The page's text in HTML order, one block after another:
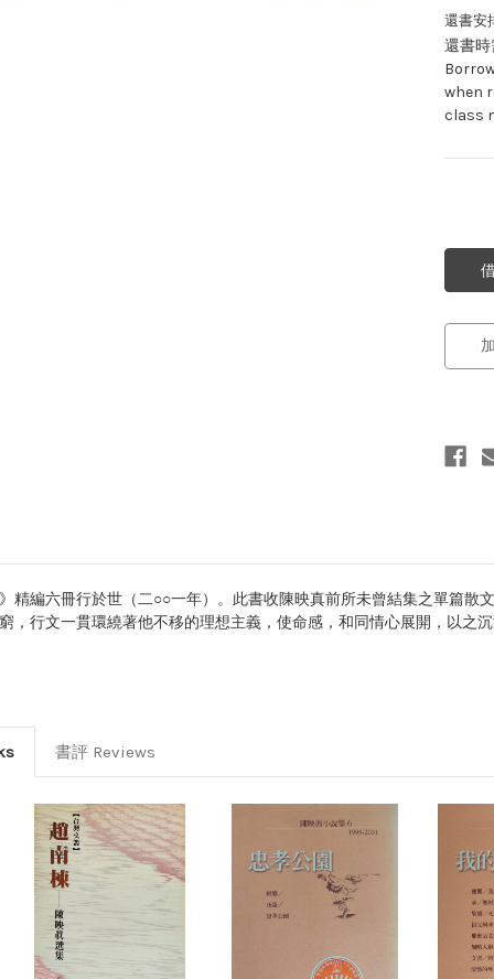
還書
還書時
when
class
精編六冊行於世（二○○一年）。此書收陳映真前所未曾結集之單篇
，行文一貫環繞著他不移的理想主義，使命感，和同情心展開，以之
書評 Reviews